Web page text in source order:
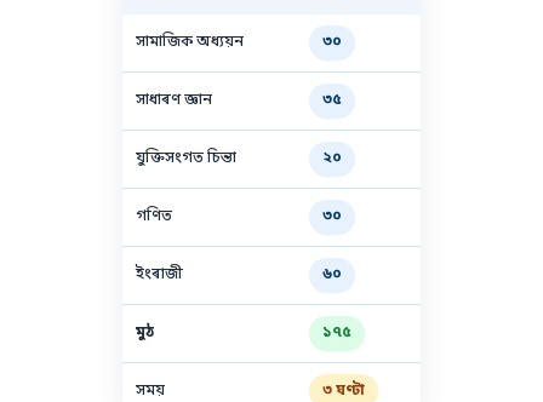
সামাজিক অধ্যয়ন ৩০
সাধাৰণ জ্ঞান ৩৫
যুক্তিসংগত চিন্তা ২০
গণিত ৩০
ইংৰাজী ৬০
মুঠ ১৭৫
সময় ৩ ঘণ্টা